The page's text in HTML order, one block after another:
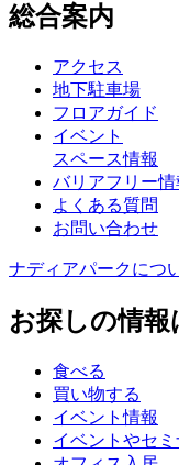
総合案内
アクセス
地下駐車場
フロアガイド
イベント
スペース情報
バリアフリー情
よくある質問
お問い合わせ
ナディアパークにつ
お探しの情報
食べる
買い物する
イベント情報
イベントやセ